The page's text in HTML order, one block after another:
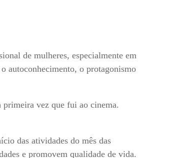
de mulheres, especialmente em
autoconhecimento, o protagonismo
vez que fui ao cinema.
das atividades do mês das
e promovem qualidade de vida.